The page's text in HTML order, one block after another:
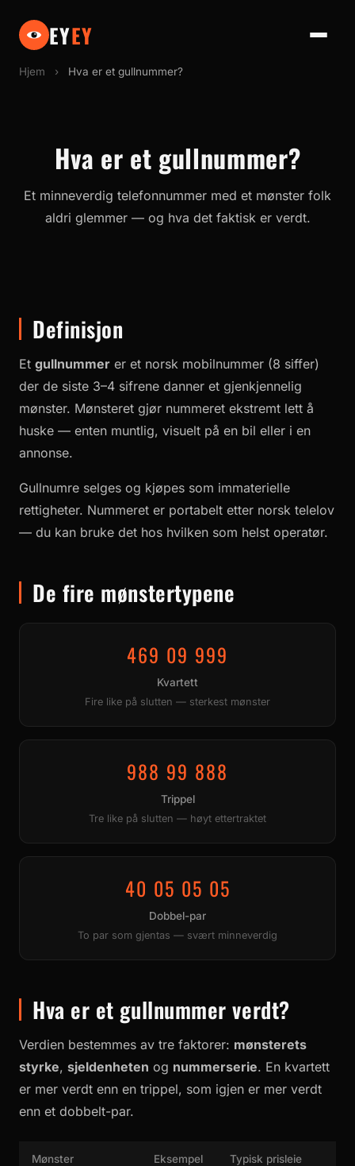
EYEY
Hjem › Hva er et gullnummer?
Hva er et gullnummer?
Et minneverdig telefonnummer med et mønster folk
aldri glemmer — og hva det faktisk er verdt.
Definisjon
Et gullnummer er et norsk mobilnummer (8 siffer)
der de siste 3–4 sifrene danner et gjenkjennelig
mønster. Mønsteret gjør nummeret ekstremt lett å
huske — enten muntlig, visuelt på en bil eller i en
annonse.
Gullnumre selges og kjøpes som immaterielle
rettigheter. Nummeret er portabelt etter norsk telelov
— du kan bruke det hos hvilken som helst operatør.
De fire mønstertypene
469 09 999
Kvartett
Fire like på slutten — sterkest mønster
988 99 888
Trippel
Tre like på slutten — høyt ettertraktet
40 05 05 05
Dobbel-par
To par som gjentas — svært minneverdig
Hva er et gullnummer verdt?
Verdien bestemmes av tre faktorer: mønsterets
styrke, sjeldenheten og nummerserie. En kvartett
er mer verdt enn en trippel, som igjen er mer verdt
enn et dobbelt-par.
Mønster Eksempel Typisk prisleie